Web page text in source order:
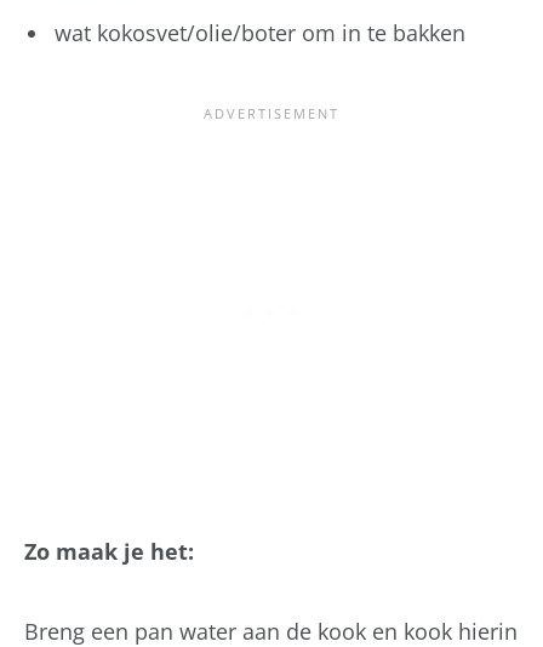
wat kokosvet/olie/boter om in te bakken
Zo maak je het:
Breng een pan water aan de kook en kook hierin